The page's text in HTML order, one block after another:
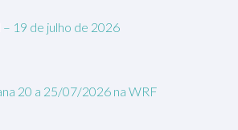
19 de julho de 2026
20 a 25/07/2026 na WRF